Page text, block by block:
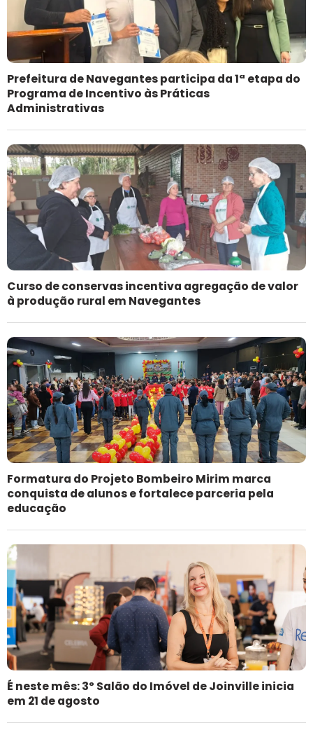
Prefeitura de Navegantes participa da 1ª etapa do
Programa de Incentivo às Práticas
Administrativas
Curso de conservas incentiva agregação de valor
à produção rural em Navegantes
Formatura do Projeto Bombeiro Mirim marca
conquista de alunos e fortalece parceria pela
educação
É neste mês: 3º Salão do Imóvel de Joinville inicia
em 21 de agosto